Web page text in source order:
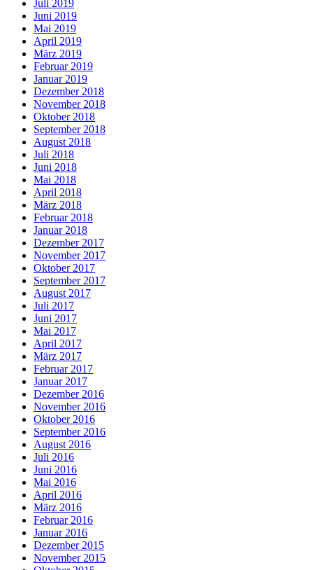
Juli 2019
Juni 2019
Mai 2019
April 2019
März 2019
Februar 2019
Januar 2019
Dezember 2018
November 2018
Oktober 2018
September 2018
August 2018
Juli 2018
Juni 2018
Mai 2018
April 2018
März 2018
Februar 2018
Januar 2018
Dezember 2017
November 2017
Oktober 2017
September 2017
August 2017
Juli 2017
Juni 2017
Mai 2017
April 2017
März 2017
Februar 2017
Januar 2017
Dezember 2016
November 2016
Oktober 2016
September 2016
August 2016
Juli 2016
Juni 2016
Mai 2016
April 2016
März 2016
Februar 2016
Januar 2016
Dezember 2015
November 2015